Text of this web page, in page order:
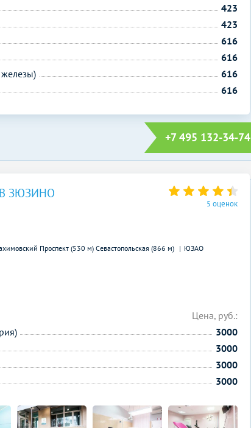
423
423
616
616
616
616
+7 495 132-34-74
ЗЮЗИНО
5 оценок
Проспект (530 м) Севастопольская (866 м) ЮЗАО
Цена, руб.:
3000
3000
3000
3000